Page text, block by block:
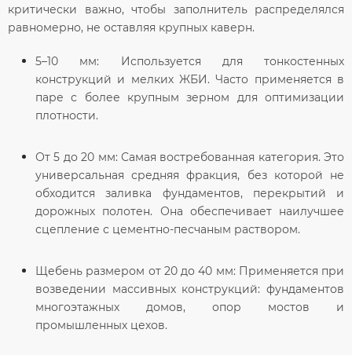
критически важно, чтобы заполнитель распределялся
равномерно, не оставляя крупных каверн.
5–10 мм: Используется для тонкостенных
конструкций и мелких ЖБИ. Часто применяется в
паре с более крупным зерном для оптимизации
плотности.
От 5 до 20 мм: Самая востребованная категория. Это
универсальнаясредняя фракция, без которой не
обходится заливка фундаментов, перекрытий и
дорожных полотен. Она обеспечивает наилучшее
сцепление с цементно-песчаным раствором.
Щебень размером от 20 до 40 мм: Применяется при
возведении массивных конструкций: фундаментов
многоэтажных домов, опор мостов и
промышленных цехов.